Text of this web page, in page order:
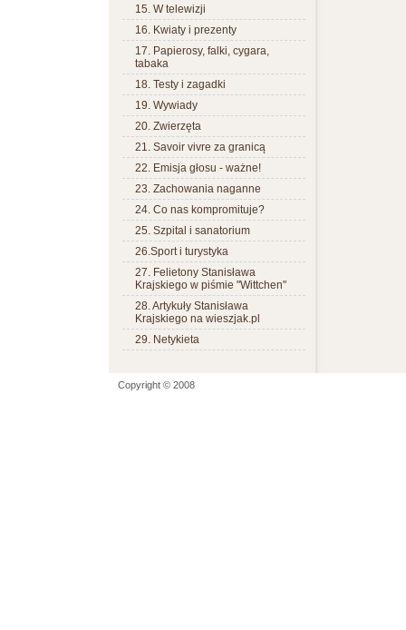
15. W telewizji
16. Kwiaty i prezenty
17. Papierosy, falki, cygara,
tabaka
18. Testy i zagadki
19. Wywiady
20. Zwierzęta
21. Savoir vivre za granicą
22. Emisja głosu - ważne!
23. Zachowania naganne
24. Co nas kompromituje?
25. Szpital i sanatorium
26.Sport i turystyka
27. Felietony Stanisława
Krajskiego w piśmie "Wittchen"
28. Artykuły Stanisława
Krajskiego na wieszjak.pl
29. Netykieta
Copyright © 2008